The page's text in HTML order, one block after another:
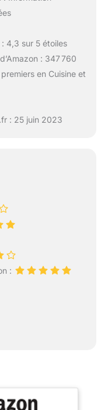
4,3 sur 5 étoiles
: 347 760
en Cuisine et
: 25 juin 2023
: